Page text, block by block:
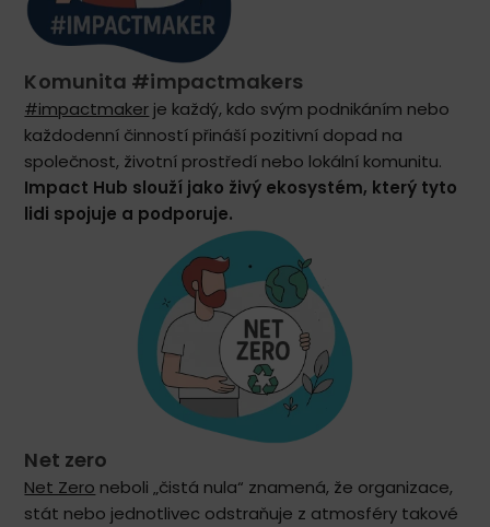
Komunita #impactmakers
#impactmaker je každý, kdo svým podnikáním nebo
každodenní činností přináší pozitivní dopad na
společnost, životní prostředí nebo lokální komunitu.
Impact Hub slouží jako živý ekosystém, který tyto
lidi spojuje a podporuje.
Net zero
Net Zero neboli „čistá nula“ znamená, že organizace,
stát nebo jednotlivec odstraňuje z atmosféry takové